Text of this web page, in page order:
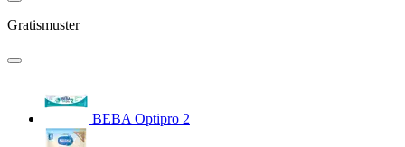
Gratismuster
BEBA Optipro 2